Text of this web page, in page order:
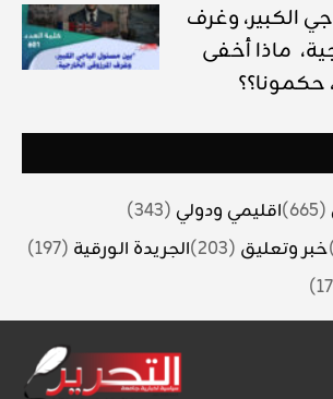
الكبير، وغرف
ماذا أخفى
حكمونا؟؟
(665) اقليمي ودولي (343)
خبر وتعليق (203) الجريدة الورقية (197)